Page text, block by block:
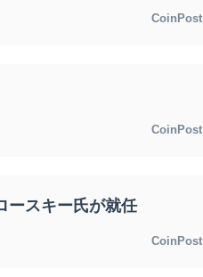
CoinPost
CoinPost
ースキー氏が就任
CoinPost